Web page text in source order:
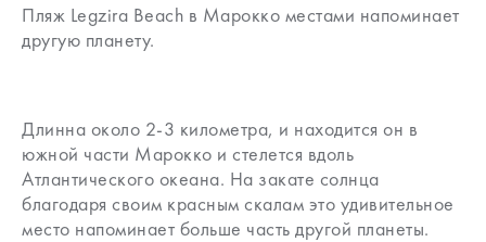
Пляж Legzira Beach в Марокко местами напоминает
другую планету.
Длинна около 2-3 километра, и находится он в
южной части Марокко и стелется вдоль
Атлантического океана. На закате солнца
благодаря своим красным скалам это удивительное
место напоминает больше часть другой планеты.